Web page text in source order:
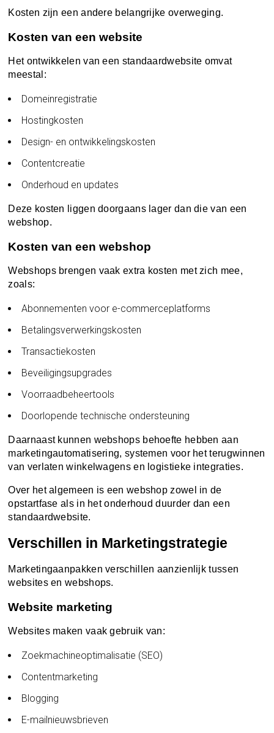
Kosten zijn een andere belangrijke overweging.
Kosten van een website
Het ontwikkelen van een standaardwebsite omvat
meestal:
Domeinregistratie
Hostingkosten
Design- en ontwikkelingskosten
Contentcreatie
Onderhoud en updates
Deze kosten liggen doorgaans lager dan die van een
webshop.
Kosten van een webshop
Webshops brengen vaak extra kosten met zich mee,
zoals:
Abonnementen voor e-commerceplatforms
Betalingsverwerkingskosten
Transactiekosten
Beveiligingsupgrades
Voorraadbeheertools
Doorlopende technische ondersteuning
Daarnaast kunnen webshops behoefte hebben aan
marketingautomatisering, systemen voor het terugwinnen
van verlaten winkelwagens en logistieke integraties.
Over het algemeen is een webshop zowel in de
opstartfase als in het onderhoud duurder dan een
standaardwebsite.
Verschillen in Marketingstrategie
Marketingaanpakken verschillen aanzienlijk tussen
websites en webshops.
Website marketing
Websites maken vaak gebruik van:
Zoekmachineoptimalisatie (SEO)
Contentmarketing
Blogging
E-mailnieuwsbrieven